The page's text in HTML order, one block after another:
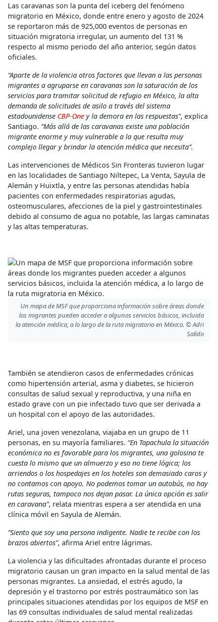
Las caravanas son la punta del iceberg del fenómeno
migratorio en México, donde entre enero y agosto de 2024
se reportaron más de 925,000 eventos de personas en
situación migratoria irregular, un aumento del 131 %
respecto al mismo periodo del año anterior, según datos
oficiales.
“Aparte de la violencia otros factores que llevan a las personas
migrantes a agruparse en caravanas son la saturación de los
servicios para tramitar solicitud de refugio en México, la alta
demanda de solicitudes de asilo a través del sistema
estadounidense CBP-One y la demora en las respuestas”, explica
Santiago. “Más allá de las caravanas existe una población
migrante enorme y muy vulnerable a la que resulta muy
complejo llegar y brindar la atención médica que necesita”.
Las intervenciones de Médicos Sin Fronteras tuvieron lugar
en las localidades de Santiago Niltepec, La Venta, Sayula de
Alemán y Huixtla, y entre las personas atendidas había
pacientes con enfermedades respiratorias agudas,
osteomusculares, afecciones de la piel y gastrointestinales
debido al consumo de agua no potable, las largas caminatas
y las altas temperaturas.
Un mapa de MSF que proporciona información sobre áreas donde
los migrantes pueden acceder a algunos servicios básicos, incluida
la atención médica, a lo largo de la ruta migratoria en México. © Adri
Salido
También se atendieron casos de enfermedades crónicas
como hipertensión arterial, asma y diabetes, se hicieron
consultas de salud sexual y reproductiva, y una niña en
estado grave con un pie infectado tuvo que ser derivada a
un hospital con el apoyo de las autoridades.
Ariel, una joven venezolana, viajaba en un grupo de 11
personas, en su mayoría familiares. “En Tapachula la situación
económica no es favorable para los migrantes, una golosina te
cuesta lo mismo que un almuerzo y eso no tiene lógica; los
arriendos o los hospedajes en los hoteles son demasiado caros y
no contamos con apoyo. No podemos tomar un autobús, no hay
rutas seguras, tampoco nos dejan pasar. La única opción es salir
en caravana”, relata mientras espera a ser atendida en una
clínica móvil en Sayula de Alemán.
“Siento que soy una persona indigente. Nadie te recibe con los
brazos abiertos”, afirma Ariel entre lágrimas.
La violencia y las dificultades afrontadas durante el proceso
migratorio causan un gran impacto en la salud mental de las
personas migrantes. La ansiedad, el estrés agudo, la
depresión y el trastorno por estrés postraumático son las
principales situaciones atendidas por los equipos de MSF en
las 69 consultas individuales de salud mental realizadas